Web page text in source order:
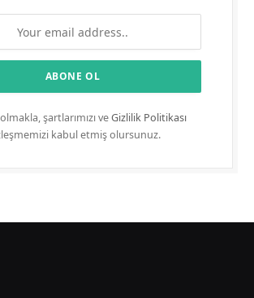
şartlarımızı veGizlilik Politikası
kabul etmiş olursunuz.